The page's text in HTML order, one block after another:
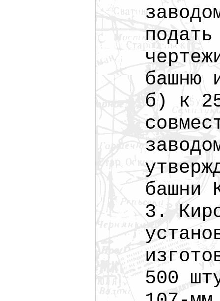
башню
б) к
башни
3.
500